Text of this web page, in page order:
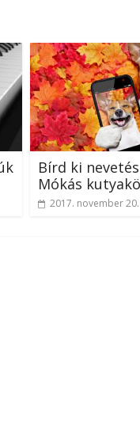
Bírd ki
Mókás
2017. november